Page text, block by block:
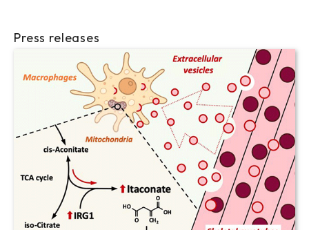
Press releases